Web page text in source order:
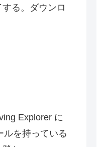
る。ダウンロ
Explorer に
ルを持っている